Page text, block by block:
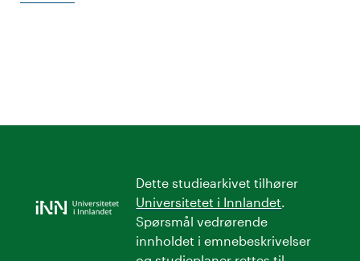
Dette studiearkivet tilhører
Universitetet i Innlandet.
Spørsmål vedrørende
innholdet i emnebeskrivelser